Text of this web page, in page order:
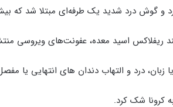
و گوش درد شدید یک طرفه‌ای مبتلا شد که
ریفلاکس اسید معده، عفونت‌های ویروسی
زبان، درد و التهاب دندان های انتهایی
کرونا شک کرد.